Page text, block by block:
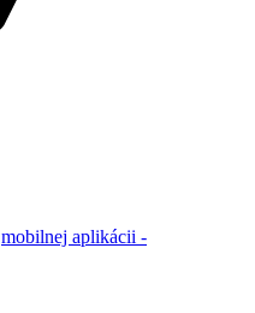
mobilnej aplikácii -